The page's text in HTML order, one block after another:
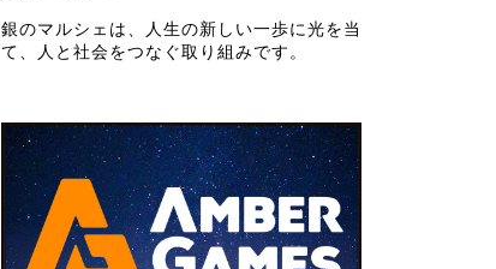
銀のマルシェは、人生の新しい一歩に光を当
て、人と社会をつなぐ取り組みです。